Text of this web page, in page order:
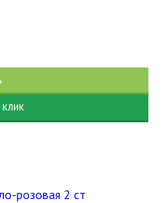
розовая 2 ст